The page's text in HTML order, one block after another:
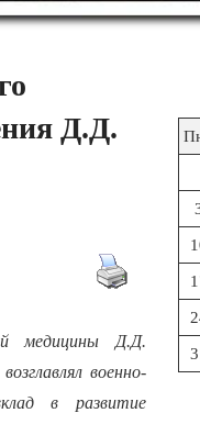
Д.Д.
медицины Д.Д.
военно-
в развитие